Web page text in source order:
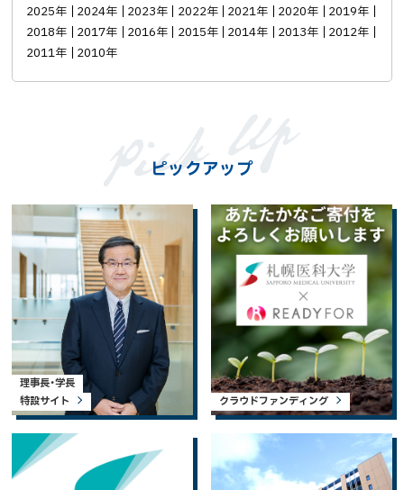
2025年
2024年 2023年 2022年 2021年 2020年
2019年
2018年
2017年 2016年 2015年 2014年 2013年
2012年
2011年
2010年
ピックアップ
理事長・学長
特設サイト
クラウドファンディング